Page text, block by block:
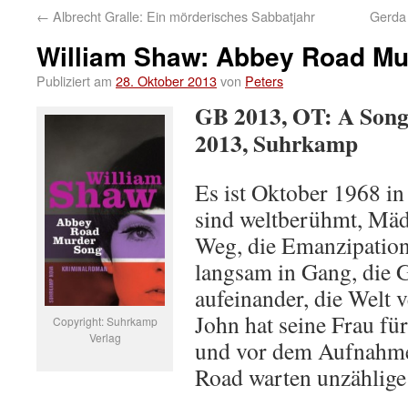
← Albrecht Gralle: Ein mörderisches Sabbatjahr
William Shaw: Abbey Road
Publiziert am 28. Oktober 2013von Peters
Copyright: Suhrkamp
Verlag
GB 2013, OT: A
2013, Suhrkamp
Es ist Oktober 1968
sind weltberühmt,
Weg, die
langsam in Gang, die
aufeinander, die Welt
John hat seine Frau
und vor dem
Road warten